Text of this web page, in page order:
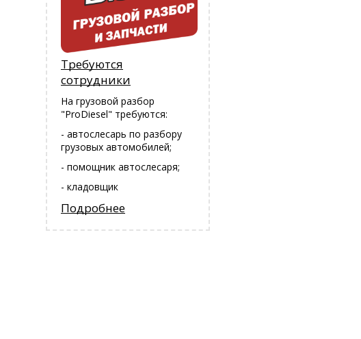
Требуются
сотрудники
На грузовой разбор
"ProDiesel" требуются:
- автослесарь по разбору
грузовых автомобилей;
- помощник автослесаря;
- кладовщик
Подробнее